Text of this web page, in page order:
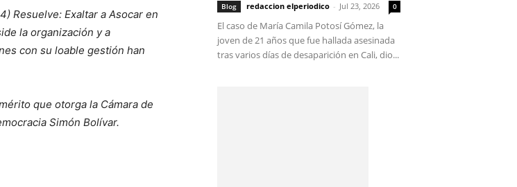
Resuelve: Exaltar a Asocar en
la organización y a
con su loable gestión han
que otorga la Cámara de
Simón Bolívar.
Blog redaccion elperiodico - Jul 23, 2026 0
El caso de María Camila Potosí Gómez, la
joven de 21 años que fue hallada asesinada
tras varios días de desaparición en Cali, dio...